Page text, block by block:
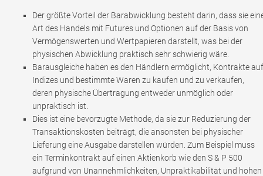
Der größte Vorteil der Barabwicklung besteht darin, dass sie
Art des Handels mit Futures und Optionen auf der Basis von
Vermögenswerten und Wertpapieren darstellt, was bei der
physischen Abwicklung praktisch sehr schwierig wäre.
Barausgleiche haben es den Händlern ermöglicht, Kontrakte auf
Indizes und bestimmte Waren zu kaufen und zu verkaufen,
deren physische Übertragung entweder unmöglich oder
unpraktisch ist.
Dies ist eine bevorzugte Methode, da sie zur Reduzierung der
Transaktionskosten beiträgt, die ansonsten bei physischer
Lieferung eine Ausgabe darstellen würden. Zum Beispiel muss
ein Terminkontrakt auf einen Aktienkorb wie den S & P 500
aufgrund von Unannehmlichkeiten, Unpraktikabilität und hohen